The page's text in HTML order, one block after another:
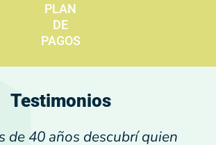
PLAN
DE
PAGOS
Testimonios
de 40 años descubrí quien